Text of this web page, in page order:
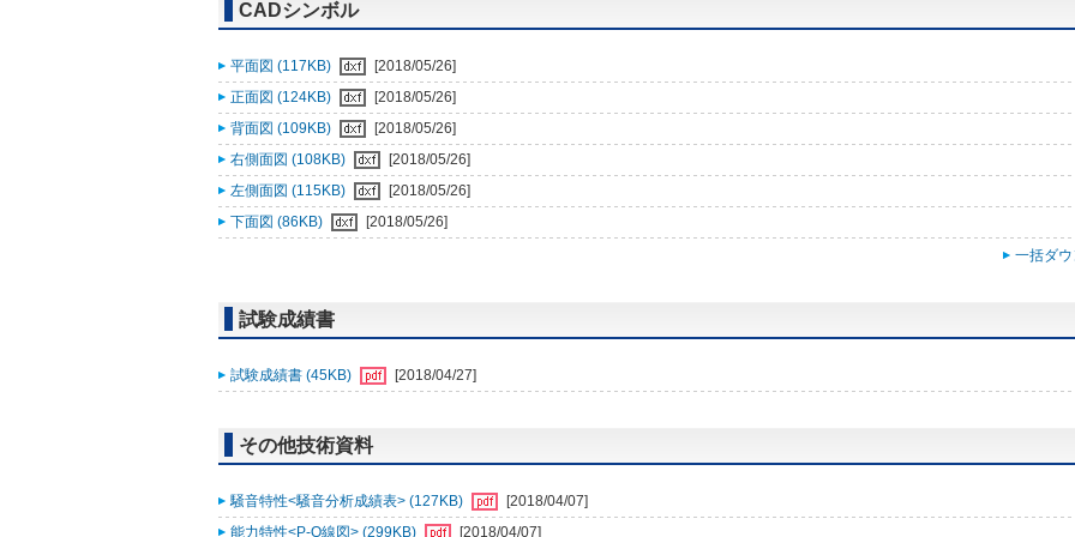
CADシンボル
平面図 (117KB)
[2018/05/26]
正面図 (124KB)
[2018/05/26]
背面図 (109KB)
[2018/05/26]
右側面図 (108KB)
[2018/05/26]
左側面図 (115KB)
[2018/05/26]
下面図 (86KB)
[2018/05/26]
一括ダ
試験成績書
試験成績書 (45KB) [2018/04/27]
その他技術資料
騒音特性<騒音分析成績表> (127KB)
[2018/04/07]
能力特性<P-Q線図> (299KB)
[2018/04/07]